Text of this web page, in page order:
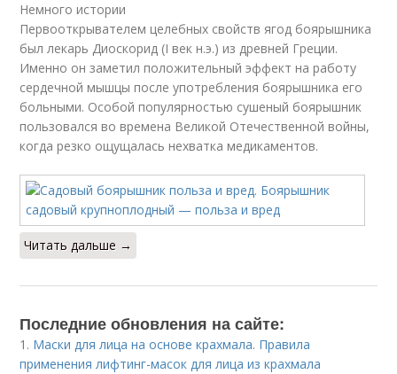
Немного истории
Первооткрывателем целебных свойств ягод боярышника
был лекарь Диоскорид (I век н.э.) из древней Греции.
Именно он заметил положительный эффект на работу
сердечной мышцы после употребления боярышника его
больными. Особой популярностью сушеный боярышник
пользовался во времена Великой Отечественной войны,
когда резко ощущалась нехватка медикаментов.
Читать дальше →
Последние обновления на сайте:
1. Маски для лица на основе крахмала. Правила
применения лифтинг-масок для лица из крахмала